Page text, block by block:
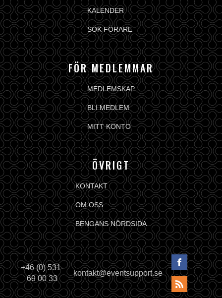
KALENDER
SÖK FÖRARE
FÖR MEDLEMMAR
MEDLEMSKAP
BLI MEDLEM
MITT KONTO
ÖVRIGT
KONTAKT
OM OSS
BENGANS NÖRDSIDA
+46 (0) 531-
69 00 33
kontakt@eventsupport.se